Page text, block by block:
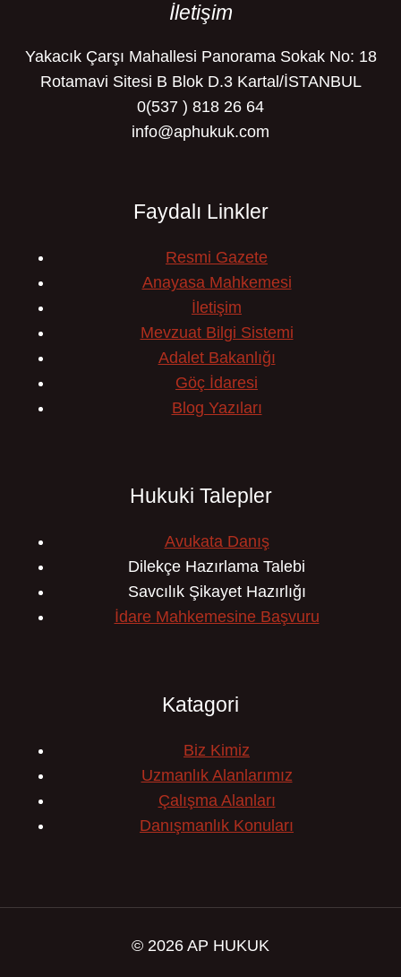
İletişim
Yakacık Çarşı Mahallesi Panorama Sokak No: 18
Rotamavi Sitesi B Blok D.3 Kartal/İSTANBUL
0(537 ) 818 26 64
info@aphukuk.com
Faydalı Linkler
Resmi Gazete
Anayasa Mahkemesi
İletişim
Mevzuat Bilgi Sistemi
Adalet Bakanlığı
Göç İdaresi
Blog Yazıları
Hukuki Talepler
Avukata Danış
Dilekçe Hazırlama Talebi
Savcılık Şikayet Hazırlığı
İdare Mahkemesine Başvuru
Katagori
Biz Kimiz
Uzmanlık Alanlarımız
Çalışma Alanları
Danışmanlık Konuları
© 2026 AP HUKUK